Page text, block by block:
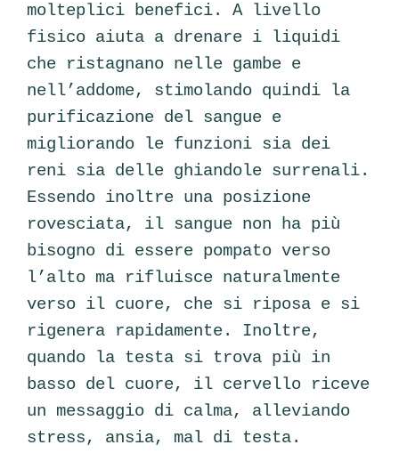
molteplici benefici. A livello
fisico aiuta a drenare i liquidi
che ristagnano nelle gambe e
nell’addome, stimolando quindi la
purificazione del sangue e
migliorando le funzioni sia dei
reni sia delle ghiandole surrenali.
Essendo inoltre una posizione
rovesciata, il sangue non ha più
bisogno di essere pompato verso
l’alto ma rifluisce naturalmente
verso il cuore, che si riposa e si
rigenera rapidamente. Inoltre,
quando la testa si trova più in
basso del cuore, il cervello riceve
un messaggio di calma, alleviando
stress, ansia, mal di testa.